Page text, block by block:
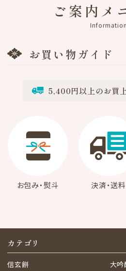
ご案内メ
Information
お買い物ガイド
5,400円以上のお買
お包み・熨斗 決済・送料
カテゴリ
信玄餅
大吟